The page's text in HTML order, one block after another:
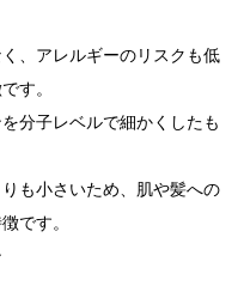
、アレルギーのリスクも低
す。
分子レベルで細かくしたも
も小さいため、肌や髪への
です。